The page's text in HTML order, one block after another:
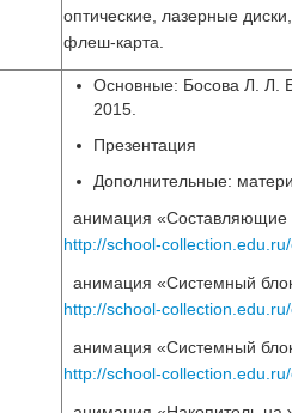
оптические, лазерные диски,
флеш-карта.
Основные: Босова Л.
2015.
Презентация
Дополнительные:
 анимация
http://school-
 анимация «Системный
http://school-
 анимация «Системный
http://school-